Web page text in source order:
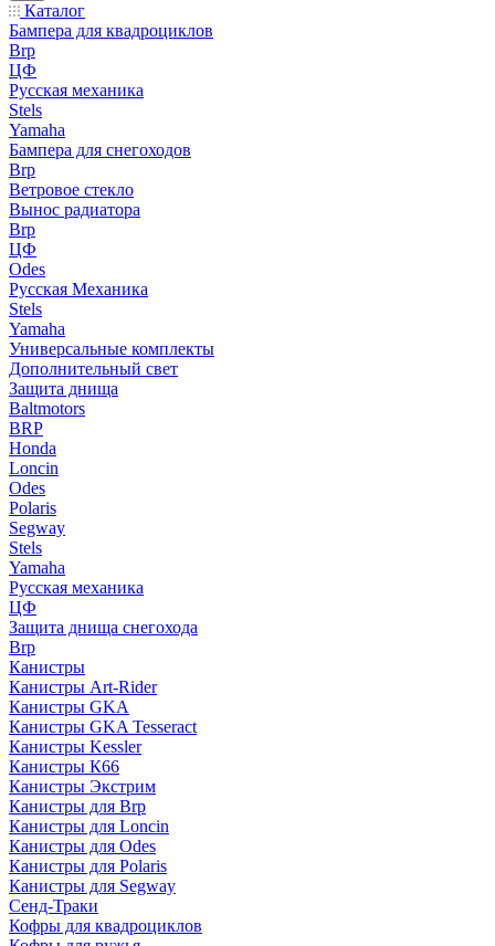
Каталог
Бампера для квадроциклов
Brp
ЦФ
Русская механика
Stels
Yamaha
Бампера для снегоходов
Brp
Ветровое стекло
Вынос радиатора
Brp
ЦФ
Odes
Русская Механика
Stels
Yamaha
Универсальные комплекты
Дополнительный свет
Защита днища
Baltmotors
BRP
Honda
Loncin
Odes
Polaris
Segway
Stels
Yamaha
Русская механика
ЦФ
Защита днища снегохода
Brp
Канистры
Канистры Art-Rider
Канистры GKA
Канистры GKA Tesseract
Канистры Kessler
Канистры К66
Канистры Экстрим
Канистры для Brp
Канистры для Loncin
Канистры для Odes
Канистры для Polaris
Канистры для Segway
Сенд-Траки
Кофры для квадроциклов